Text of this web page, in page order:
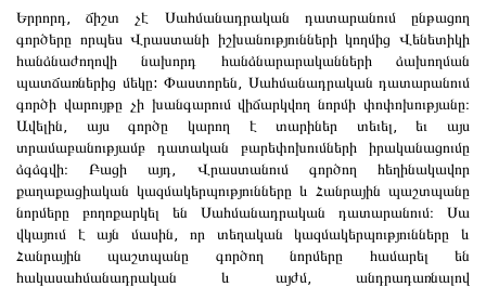
Երրորդ, ճիշտ չէ Սահմանադրական դատարանում ընթացող
գործերը որպես Վրաստանի իշխանությունների կողմից Վենետիկի
հանձնաժողովի նախորդ հանձնարարականների ձախողման
պատճառներից մեկը: Փաստորեն, Սահմանադրական դատարանում
գործի վարույթը չի խանգարում վիճարկվող նորմի փոփոխությանը։
Ավելին, այս գործը կարող է տարիներ տեւել, եւ այս
տրամաբանությամբ դատական ​​բարեփոխումների իրականացումը
ձգձգվի։ Բացի այդ, Վրաստանում գործող հեղինակավոր
քաղաքացիական կազմակերպությունները և Հանրային պաշտպանը
նորմերը բողոքարկել են Սահմանադրական դատարանում։ Սա
վկայում է այն մասին, որ տեղական կազմակերպությունները և
Հանրային պաշտպանը գործող նորմերը համարել են
հակասահմանադրական և այժմ, անդրադառնալով